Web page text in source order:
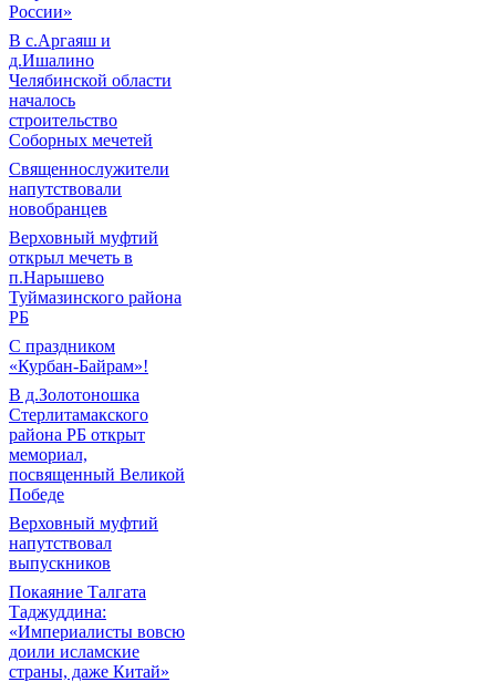
России»
В с.Аргаяш и
д.Ишалино
Челябинской области
началось
строительство
Соборных мечетей
Священнослужители
напутствовали
новобранцев
Верховный муфтий
открыл мечеть в
п.Нарышево
Туймазинского района
РБ
С праздником
«Курбан-Байрам»!
В д.Золотоношка
Стерлитамакского
района РБ открыт
мемориал,
посвященный Великой
Победе
Верховный муфтий
напутствовал
выпускников
Покаяние Талгата
Таджуддина:
«Империалисты вовсю
доили исламские
страны, даже Китай»